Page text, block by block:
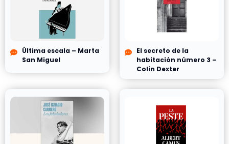
Última escala – Marta
San Miguel
El secreto de la
habitación número 3 –
Colin Dexter